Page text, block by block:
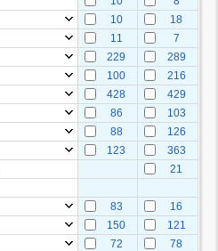
10
18
11
7
229
289
100
216
428
429
86
103
88
126
123
363
21
83
16
150
121
72
78